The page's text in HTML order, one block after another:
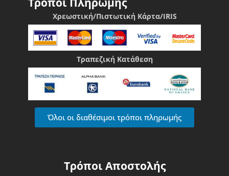
Χρεωστική/Πιστωτική Κάρτα/IRIS
Τραπεζική Κατάθεση
Όλοι οι διαθέσιμοι τρόποι πληρωμής
Τρόποι Αποστολής